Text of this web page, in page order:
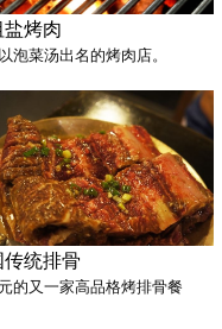
盐烤肉
泡菜汤出名的烤肉店。
传统排骨
的又一家高品格烤排骨餐